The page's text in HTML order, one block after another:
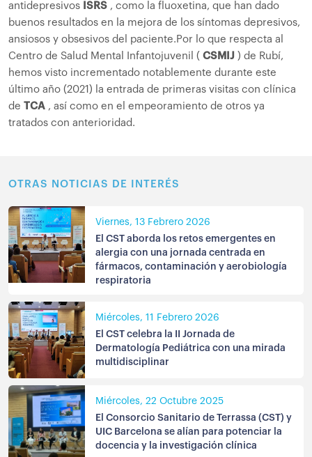
antidepresivos ISRS , como la fluoxetina, que han dado
buenos resultados en la mejora de los síntomas depresivos,
ansiosos y obsesivos del paciente. Por lo que respecta al
Centro de Salud Mental Infantojuvenil ( CSMIJ ) de Rubí,
hemos visto incrementado notablemente durante este
último año (2021) la entrada de primeras visitas con clínica
de TCA , así como en el empeoramiento de otros ya
tratados con anterioridad.
OTRAS NOTICIAS DE INTERÉS
Viernes, 13 Febrero 2026
El CST aborda los retos emergentes en
alergia con una jornada centrada en
fármacos, contaminación y aerobiología
respiratoria
Miércoles, 11 Febrero 2026
El CST celebra la II Jornada de
Dermatología Pediátrica con una mirada
multidisciplinar
Miércoles, 22 Octubre 2025
El Consorcio Sanitario de Terrassa (CST) y
UIC Barcelona se alían para potenciar la
docencia y la investigación clínica